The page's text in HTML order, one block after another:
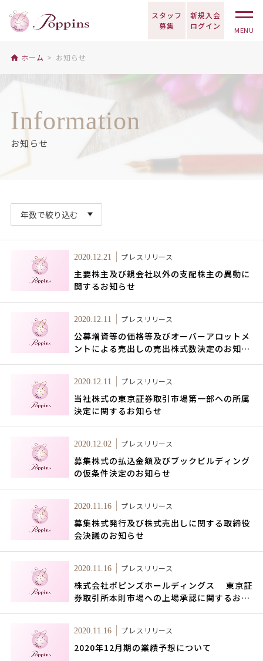
スタッフ
募集
新規入会
ログイン
MENU
ホーム お知らせ
Information
お知らせ
2020.12.21 プレスリリース
主要株主及び親会社以外の支配株主の異動に
関するお知らせ
2020.12.11 プレスリリース
公募増資等の価格等及びオーバーアロットメ
ントによる売出しの売出株式数決定のお知ら
2020.12.11 プレスリリース
当社株式の東京証券取引市場第一部への所属
決定に関するお知らせ
2020.12.02 プレスリリース
募集株式の払込金額及びブックビルディング
の仮条件決定のお知らせ
2020.11.16 プレスリリース
募集株式発行及び株式売出しに関する取締役
会決議のお知らせ
2020.11.16 プレスリリース
株式会社ポピンズホールディングス 東京証
券取引所本則市場への上場承認に関するお知
2020.11.16 プレスリリース
2020年12月期の業績予想について